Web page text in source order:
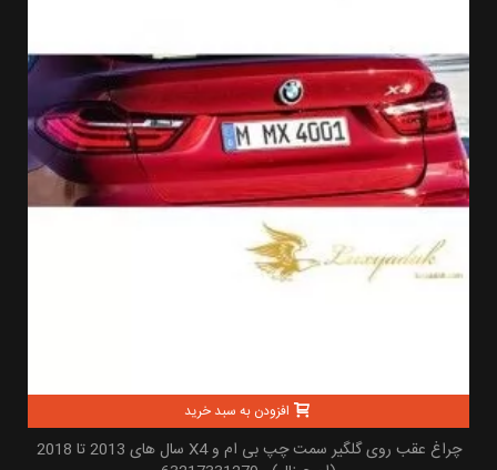
افزودن به سبد خرید
چراغ عقب روی گلگیر سمت چپ بی ام و X4 سال های 2013 تا 2018